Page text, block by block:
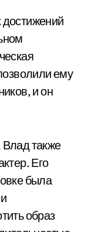
ему
и он
также
Его
была
образ